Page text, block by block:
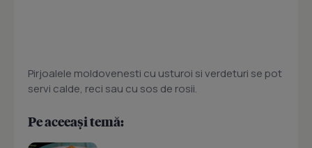
Pirjoalele moldovenesti cu usturoi si verdeturi se pot
servi calde, reci sau cu sos de rosii.
Pe aceeași temă: